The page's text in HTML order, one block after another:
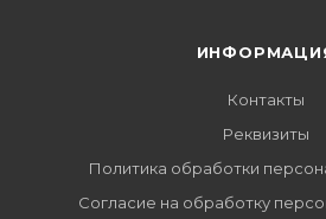
Контакты
Реквизиты
Политика обработки
Согласие на обработку